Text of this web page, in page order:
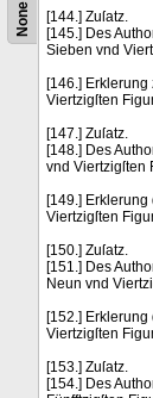
None
[144.] Zuſatz.
[145.] Des
Sieben vnd
[146.] Erklerung
Viertzigſten
[147.] Zuſatz.
[148.] Des
vnd Viertzigſten
[149.] Erklerung
Viertzigſten
[150.] Zuſatz.
[151.] Des
Neun vnd
[152.] Erklerung
Viertzigſten
[153.] Zuſatz.
[154.] Des